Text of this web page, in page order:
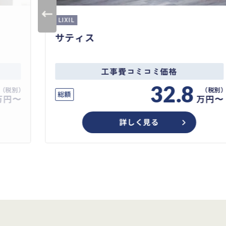
〜
LIXIL
サティス
工事費コミコミ価格
総額 32.8 万円〜
詳しく見る